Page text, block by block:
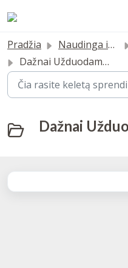
Pradžia Naudinga informacija
Dažnai Užduodami Klausimai
Dažnai